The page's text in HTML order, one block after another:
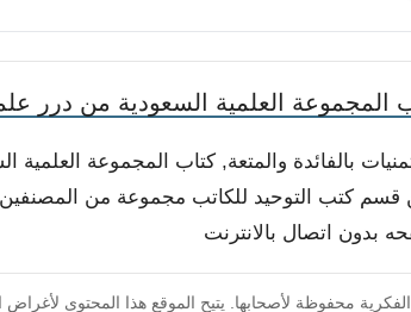
العلمية السعودية من درر
بالفائدة والمتعة, كتاب المجموعة
قسم كتب التوحيد للكاتب مجموعة من المصنفين
بدون اتصال بالانترنت
محفوظة لأصحابها. يتيح الموقع هذا المحتوى